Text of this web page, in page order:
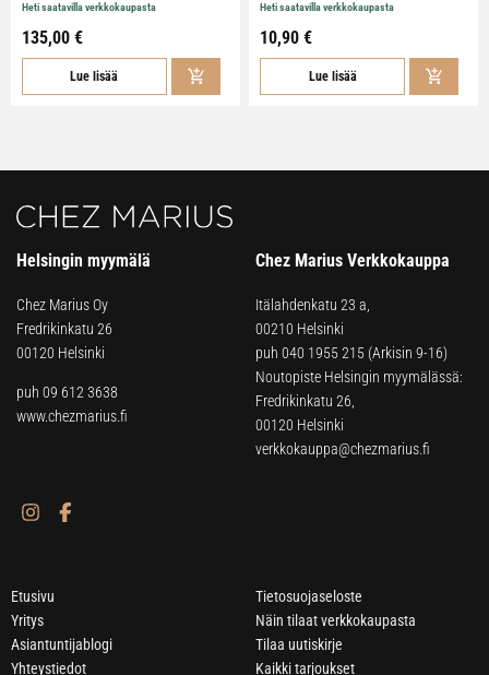
Heti saatavilla verkkokaupasta
135,00 €
Lue lisää
Heti saatavilla verkkokaupasta
10,90 €
Lue lisää
Helsingin myymälä
Chez Marius Oy
Fredrikinkatu 26
00120 Helsinki
puh 09 612 3638
www.chezmarius.fi
Chez Marius Verkkokauppa
Itälahdenkatu 23 a,
00210 Helsinki
puh 040 1955 215 (Arkisin 9-16)
Noutopiste Helsingin myymälässä:
Fredrikinkatu 26,
00120 Helsinki
verkkokauppa@chezmarius.fi
Etusivu
Yritys
Asiantuntijablogi
Yhteystiedot
Tietosuojaseloste
Näin tilaat verkkokaupasta
Tilaa uutiskirje
Kaikki tarjoukset